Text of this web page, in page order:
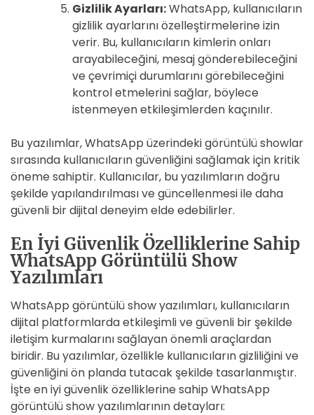
Gizlilik Ayarları:WhatsApp, kullanıcıların
gizlilik ayarlarını özelleştirmelerine izin
verir. Bu, kullanıcıların kimlerin onları
arayabileceğini, mesaj gönderebileceğini
ve çevrimiçi durumlarını görebileceğini
kontrol etmelerini sağlar, böylece
istenmeyen etkileşimlerden kaçınılır.
Bu yazılımlar, WhatsApp üzerindeki görüntülü showlar
sırasında kullanıcıların güvenliğini sağlamak için kritik
öneme sahiptir. Kullanıcılar, bu yazılımların doğru
şekilde yapılandırılması ve güncellenmesi ile daha
güvenli bir dijital deneyim elde edebilirler.
En İyi Güvenlik Özelliklerine Sahip
WhatsApp Görüntülü Show
Yazılımları
WhatsApp görüntülü show yazılımları, kullanıcıların
dijital platformlarda etkileşimli ve güvenli bir şekilde
iletişim kurmalarını sağlayan önemli araçlardan
biridir. Bu yazılımlar, özellikle kullanıcıların gizliliğini ve
güvenliğini ön planda tutacak şekilde tasarlanmıştır.
İşte en iyi güvenlik özelliklerine sahip WhatsApp
görüntülü show yazılımlarının detayları: